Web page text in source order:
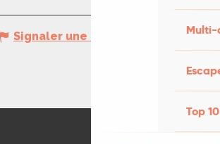
Top
Signaler une erreur